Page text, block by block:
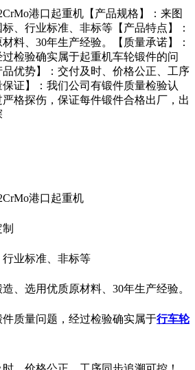
港口起重机【产品规格】：来图
、行业标准、非标等【产品特点】：
料、30年生产经验。【质量承诺】：
检验确实属于起重机车轮锻件的问
优势】：交付及时、价格公正、工序
证】：我们公司有锻件质量检验认
格探伤，保证每件锻件合格出厂，出
港口起重机
行业标准、非标等
、选用优质原材料、30年生产经验。
件质量问题，经过检验确实属于行车轮